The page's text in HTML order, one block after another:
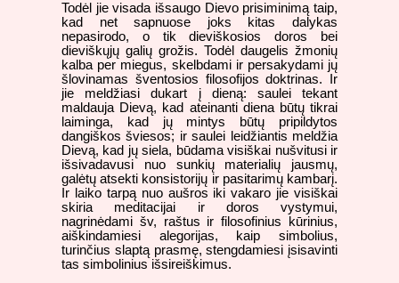
Todėl jie visada išsaugo Dievo prisiminimą taip,
kad net sapnuose joks kitas dalykas
nepasirodo, o tik dieviškosios doros bei
dieviškųjų galių grožis. Todėl daugelis žmonių
kalba per miegus, skelbdami ir persakydami jų
šlovinamas šventosios filosofijos doktrinas. Ir
jie meldžiasi dukart į dieną: saulei tekant
maldauja Dievą, kad ateinanti diena būtų tikrai
laiminga, kad jų mintys būtų pripildytos
dangiškos šviesos; ir saulei leidžiantis meldžia
Dievą, kad jų siela, būdama visiškai nušvitusi ir
išsivadavusi nuo sunkių materialių jausmų,
galėtų atsekti konsistorijų ir pasitarimų kambarį.
Ir laiko tarpą nuo aušros iki vakaro jie visiškai
skiria meditacijai ir doros vystymui,
nagrinėdami šv, raštus ir filosofinius kūrinius,
aiškindamiesi alegorijas, kaip simbolius,
turinčius slaptą prasmę, stengdamiesi įsisavinti
tas simbolinius išsireiškimus.